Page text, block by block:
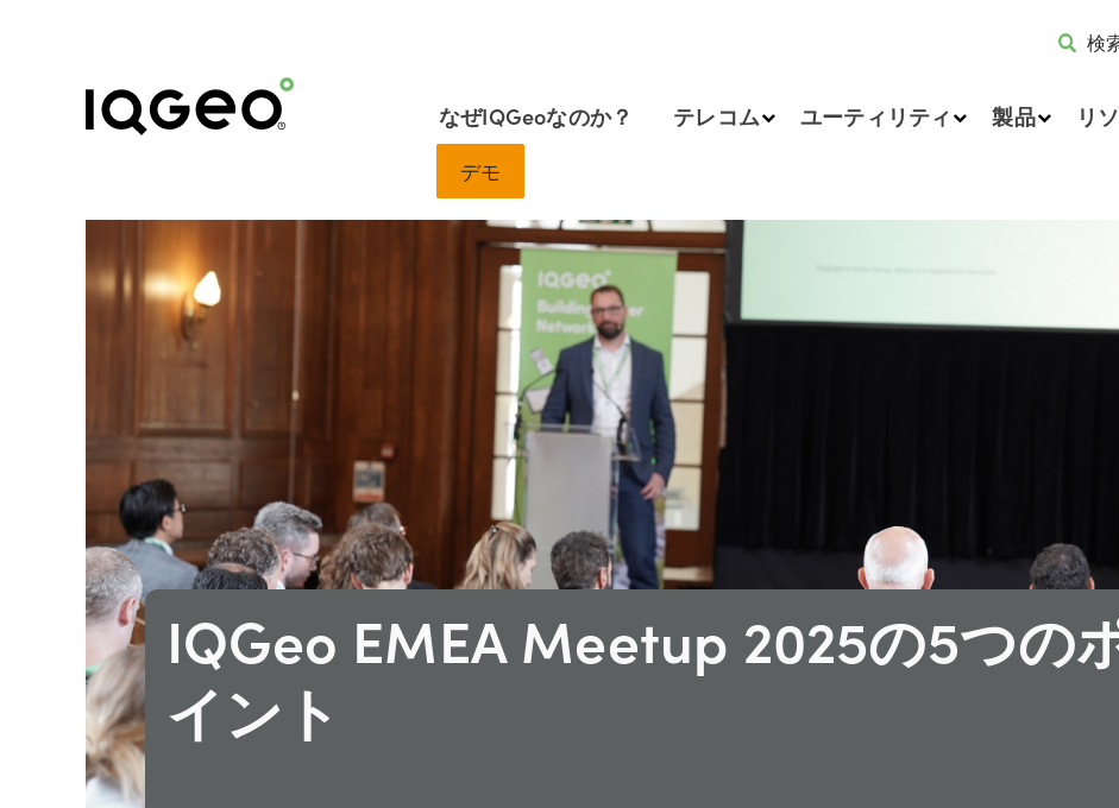
検
なぜIQGeoなのか？ テレコム ユーティリティ 製品 リ
デモ
IQGeo EMEA Meetup 2025の5つの
イント